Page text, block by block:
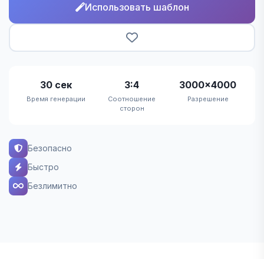
Использовать шаблон
30 сек
Время генерации
3:4
Соотношение
сторон
3000×4000
Разрешение
Безопасно
Быстро
Безлимитно